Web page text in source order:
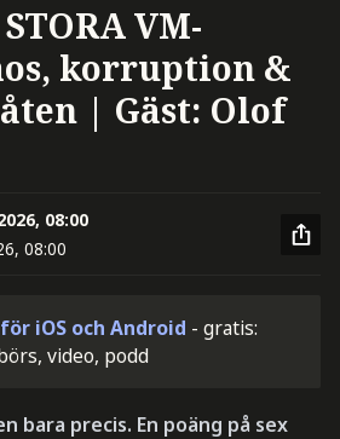
VM-
korruption &
| Gäst: Olof
08:00
08:00
iOS och Android - gratis:
video, podd
bara precis. En poäng på sex